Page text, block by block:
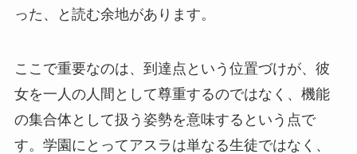
った、と読む余地があります。
ここで重要なのは、到達点という位置づけが、彼
女を一人の人間として尊重するのではなく、機能
の集合体として扱う姿勢を意味するという点で
す。 学園にとってアスラは単なる生徒ではなく、